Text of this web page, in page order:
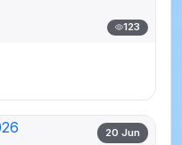
123
20 Jun